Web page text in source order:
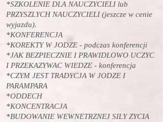
*SZKOLENIE DLA NAUCZYCIELI lub
PRZYSZLYCH NAUCZYCIELI (jeszcze w cenie
wyjazdu).
*KONFERENCJA
*KOREKTY W JODZE - podczas konferencji
*JAK BEZPIECZNIE I PRAWIDLOWO UCZYC
I PRZEKAZYWAC WIEDZE - konferencja
*CZYM JEST TRADYCJA W JODZE I
PARAMPARA
*ODDECH
*KONCENTRACJA
*BUDOWANIE WEWNETRZNEJ SILY ZYCIA